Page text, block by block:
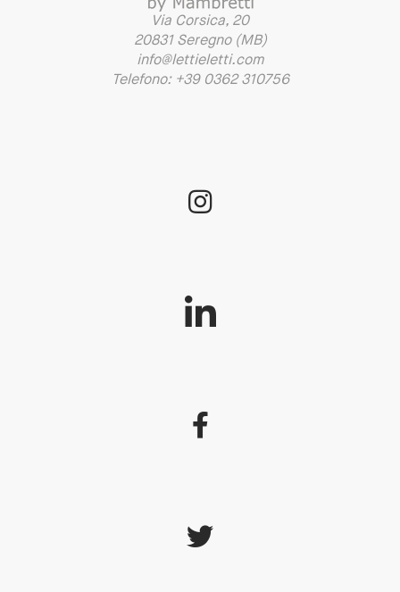
Via Corsica, 20
20831 Seregno (MB)
info@lettieletti.com
Telefono: +39 0362 310756